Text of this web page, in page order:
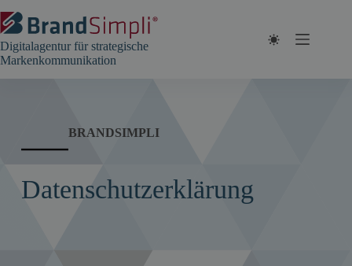
Inhalt
springen
Digitalagentur für strategische
Markenkommunikation
BRANDSIMPLI
Datenschutzerklärung